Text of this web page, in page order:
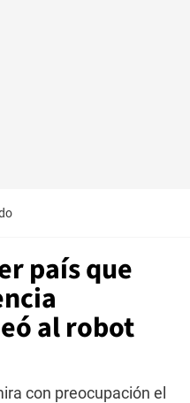
país que
al robot
con preocupación el